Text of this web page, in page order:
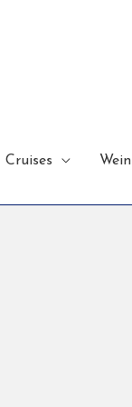
Cruises Wein